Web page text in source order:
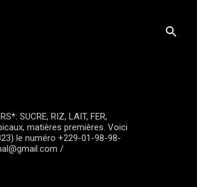
SUCRE, RIZ, LAIT, FER,
matières premières. Voici
le numéro +229-01-98-98-
/